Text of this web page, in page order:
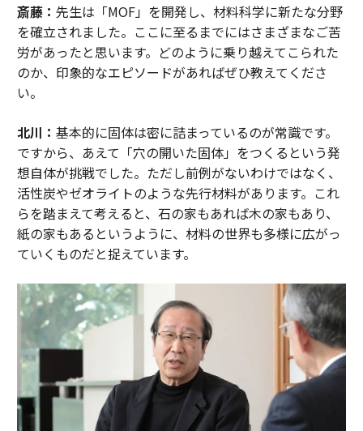
斎藤： 先生は「MOF」を開発し、材料科学に新たな分野
を確立されました。ここに至るまでにはさまざまなご苦
労があったと思います。どのように乗り越えてこられた
のか、印象的なエピソードがあればぜひ教えてくださ
い。
北川： 基本的に固体は密に詰まっているのが常識です。
ですから、あえて「穴の開いた固体」をつくるという発
想自体が挑戦でした。ただし前例がないわけではなく、
活性炭やゼオライトのような先行材料があります。これ
らを踏まえて考えると、石の家もあれば木の家もあり、
紙の家もあるというように、材料の世界も多様に広がっ
ていくものだと捉えています。